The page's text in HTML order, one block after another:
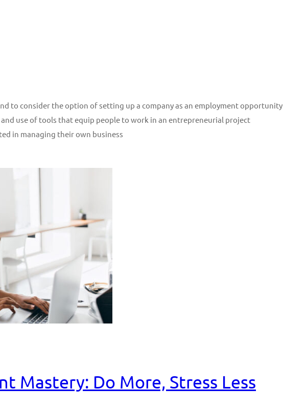
to consider the option of setting up a company as an employment opportunity
use of tools that equip people to work in an entrepreneurial project
in managing their own business
Mastery: Do More, Stress Less